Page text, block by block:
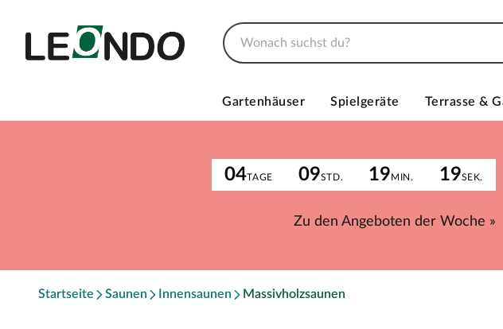
Gartenhäuser Spielgeräte Terrasse &
04TAGE 09STD. 19MIN. 19SEK.
Zu den Angeboten der Woche »
Startseite Saunen Innensaunen Massivholzsaunen